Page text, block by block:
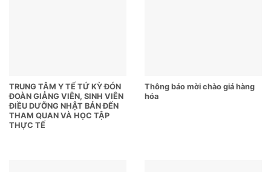
TRUNG TÂM Y TẾ TỨ KỲ ĐÓN
ĐOÀN GIẢNG VIÊN, SINH VIÊN
ĐIỀU DƯỠNG NHẬT BẢN ĐẾN
THAM QUAN VÀ HỌC TẬP
THỰC TẾ
Thông báo mời chào giá hàng
hóa